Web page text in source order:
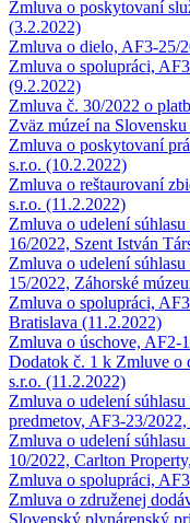
Zmluva o poskytovaní
(3.2.2022)
Zmluva o dielo, AF3-25/
Zmluva o spolupráci,
(9.2.2022)
Zmluva č. 30/2022 o
Zväz múzeí na
Zmluva o poskytovaní
s.r.o. (10.2.2022)
Zmluva o reštaurovaní
s.r.o. (11.2.2022)
Zmluva o udelení
16/2022, Szent István
Zmluva o udelení
15/2022, Záhorské
Zmluva o spolupráci,
Bratislava (11.2.2022)
Zmluva o úschove, AF2-
Dodatok č. 1 k Zmluve o
s.r.o. (11.2.2022)
Zmluva o udelení
predmetov, AF3-23/
Zmluva o udelení
10/2022, Carlton
Zmluva o spolupráci,
Zmluva o združenej
Slovenský plynárenský